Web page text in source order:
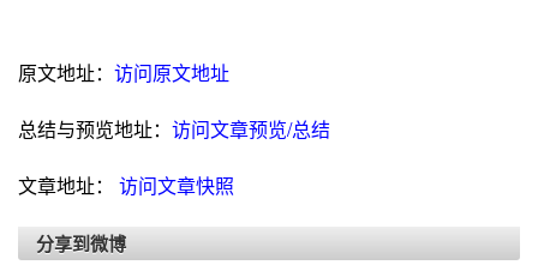
原文地址： 访问原文地址
总结与预览地址： 访问文章预览/总结
文章地址： 访问文章快照
分享到微博